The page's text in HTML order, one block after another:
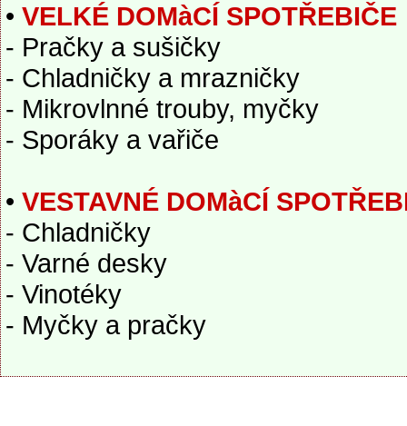
• VELKÉ DOMàCÍ SPOTŘEBIČE
- Pračky a sušičky
- Chladničky a mrazničky
- Mikrovlnné trouby, myčky
- Sporáky a vařiče
• VESTAVNÉ DOMàCÍ
- Chladničky
- Varné desky
- Vinotéky
- Myčky a pračky